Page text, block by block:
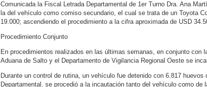
Comunicada la Fiscal Letrada Departamental de 1er Turno Dra. Ana
la del vehículo como comiso secundario, el cual se trata de un Toyota
19.000; ascendiendo el procedimiento a la cifra aproximada de USD
Procedimiento Conjunto
En procedimientos realizados en las últimas semanas, en conjunto
Aduana de Salto y el Departamento de Vigilancia Regional Oeste se
Durante un control de rutina, un vehículo fue detenido con 6.817
Departamental, se procedió a la incautación tanto del vehículo como de